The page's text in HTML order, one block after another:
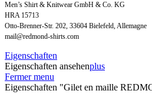
Men’s Shirt & Knitwear GmbH & Co. KG
HRA 15713
Otto-Brenner-Str. 202, 33604 Bielefeld, Allemagne
mail@redmond-shirts.com
Eigenschaften
Eigenschaften ansehenplus
Fermer menu
Eigenschaften "Gilet en maille